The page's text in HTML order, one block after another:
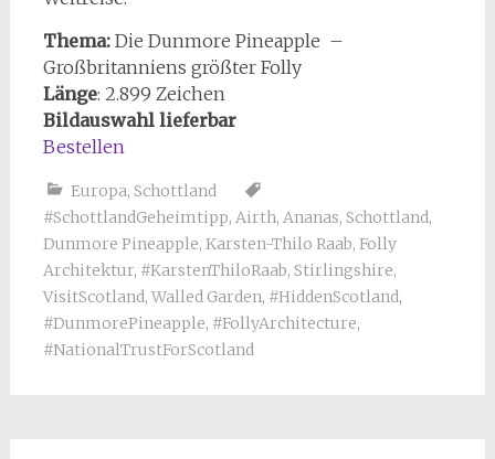
Thema: Die Dunmore Pineapple –
Großbritanniens größter Folly
Länge: 2.899 Zeichen
Bildauswahl lieferbar
Bestellen
Europa, Schottland
#SchottlandGeheimtipp, Airth, Ananas, Schottland,
Dunmore Pineapple, Karsten-Thilo Raab, Folly
Architektur, #KarstenThiloRaab, Stirlingshire,
VisitScotland, Walled Garden, #HiddenScotland,
#DunmorePineapple, #FollyArchitecture,
#NationalTrustForScotland